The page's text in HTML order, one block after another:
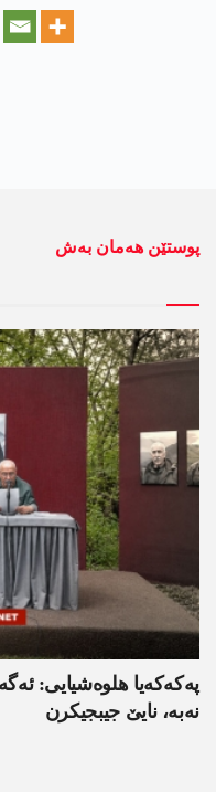
پوستێن ھەمان بەش
په‌كه‌كه‌یا هلوه‌شیایی:
نه‌به‌، نایێ جیبجیکرن